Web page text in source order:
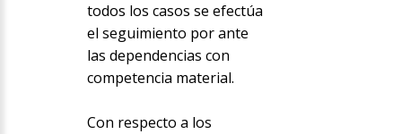
todos los casos se efectúa
el seguimiento por ante
las dependencias con
competencia material.
Con respecto a los